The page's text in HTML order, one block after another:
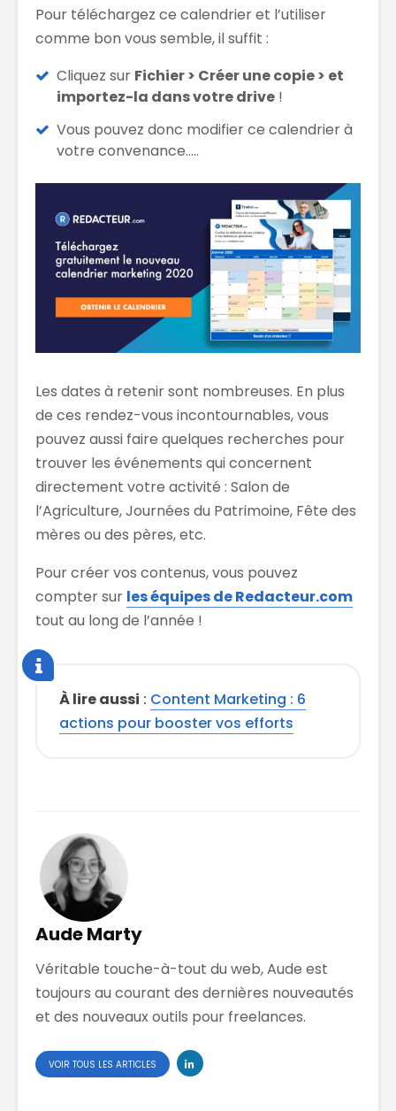
Pour téléchargez ce calendrier et l’utiliser
comme bon vous semble, il suffit :
Cliquez sur Fichier > Créer une copie > et
importez-la dans votre drive !
Vous pouvez donc modifier ce calendrier à
votre convenance…..
Les dates à retenir sont nombreuses. En plus
de ces rendez-vous incontournables, vous
pouvez aussi faire quelques recherches pour
trouver les événements qui concernent
directement votre activité : Salon de
l’Agriculture, Journées du Patrimoine, Fête des
mères ou des pères, etc.
Pour créer vos contenus, vous pouvez
compter sur les équipes de Redacteur.com
tout au long de l’année !
À lire aussi : Content Marketing : 6
actions pour booster vos efforts
Aude Marty
Véritable touche-à-tout du web, Aude est
toujours au courant des dernières nouveautés
et des nouveaux outils pour freelances.
VOIR TOUS LES ARTICLES